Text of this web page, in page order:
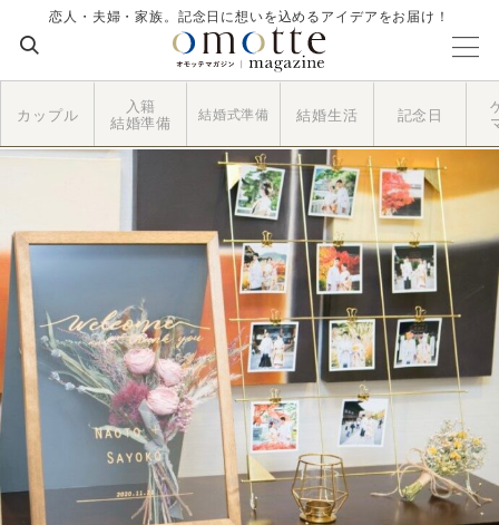
恋人・夫婦・家族。記念日に想いを込めるアイデアをお届け！
カップル
入籍
結婚準備
結婚式準備 結婚生活 記念日